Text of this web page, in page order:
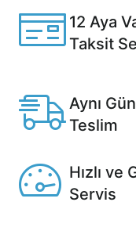
12 Aya
Taksit
Aynı Gün
Teslim
Hızlı ve
Servis